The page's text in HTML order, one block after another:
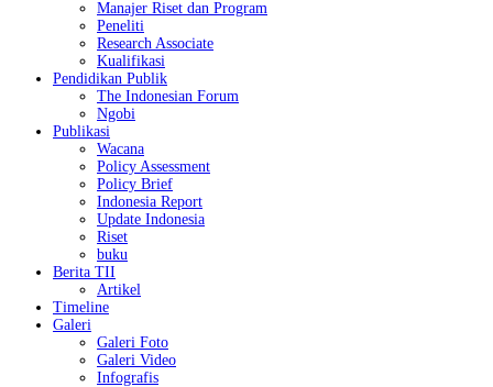
Manajer Riset dan Program
Peneliti
Research Associate
Kualifikasi
Pendidikan Publik
The Indonesian Forum
Ngobi
Publikasi
Wacana
Policy Assessment
Policy Brief
Indonesia Report
Update Indonesia
Riset
buku
Berita TII
Artikel
Timeline
Galeri
Galeri Foto
Galeri Video
Infografis